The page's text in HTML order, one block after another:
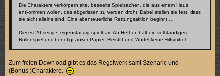
Die Charaktere verkörpern alte, beseelte Spielsachen, die aus einem Haus
entkommen wollen, das abgerissen zu werden droht. Dabei stellen sie fest, dass
sie nicht alleine sind. Eine abenteuerliche Rettungsaktion beginnt …
Dieses 20-seitige, eigenständig spielbare A5-Heft enthält ein vollständiges
Rollenspiel und benötigt außer Papier, Bleistift und Würfel keine Hilfsmittel.
Zum freien Download gibt es das Regelwerk samt Szenario und
(Bonus-)Charaktere.